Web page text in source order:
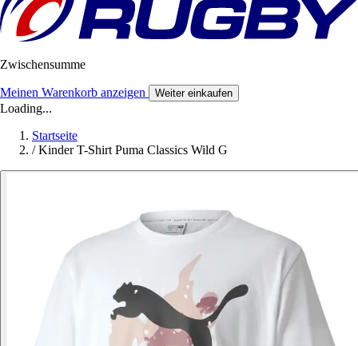
Zwischensumme
Meinen Warenkorb anzeigen Weiter einkaufen
Loading...
Startseite
/ Kinder T-Shirt Puma Classics Wild G